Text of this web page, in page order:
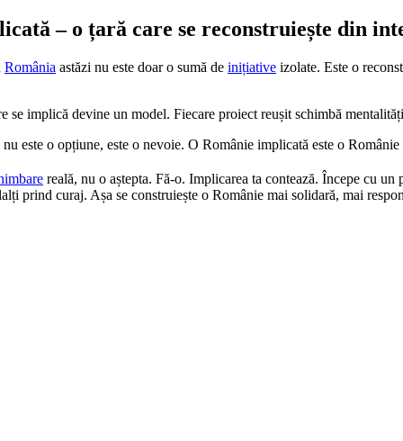
– o țară care se reconstruiește din
România astăzi nu este doar o sumă de inițiative izolate. Este o
se implică devine un model. Fiecare proiect reușit schimbă
este o opțiune, este o nevoie. O Românie implicată este o
reală, nu o aștepta. Fă-o. Implicarea ta contează. Începe cu un
prind curaj. Așa se construiește o Românie mai solidară, mai